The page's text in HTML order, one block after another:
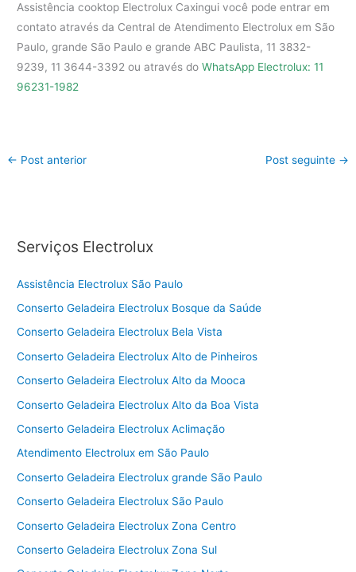
Assistência cooktop Electrolux Caxingui você pode entrar em
contato através da Central de Atendimento Electrolux em São
Paulo, grande São Paulo e grande ABC Paulista, 11 3832-
9239, 11 3644-3392 ou através doWhatsApp Electrolux: 11
96231-1982
← Post anterior Post seguinte →
Serviços Electrolux
Assistência Electrolux São Paulo
Conserto Geladeira Electrolux Bosque da Saúde
Conserto Geladeira Electrolux Bela Vista
Conserto Geladeira Electrolux Alto de Pinheiros
Conserto Geladeira Electrolux Alto da Mooca
Conserto Geladeira Electrolux Alto da Boa Vista
Conserto Geladeira Electrolux Aclimação
Atendimento Electrolux em São Paulo
Conserto Geladeira Electrolux grande São Paulo
Conserto Geladeira Electrolux São Paulo
Conserto Geladeira Electrolux Zona Centro
Conserto Geladeira Electrolux Zona Sul